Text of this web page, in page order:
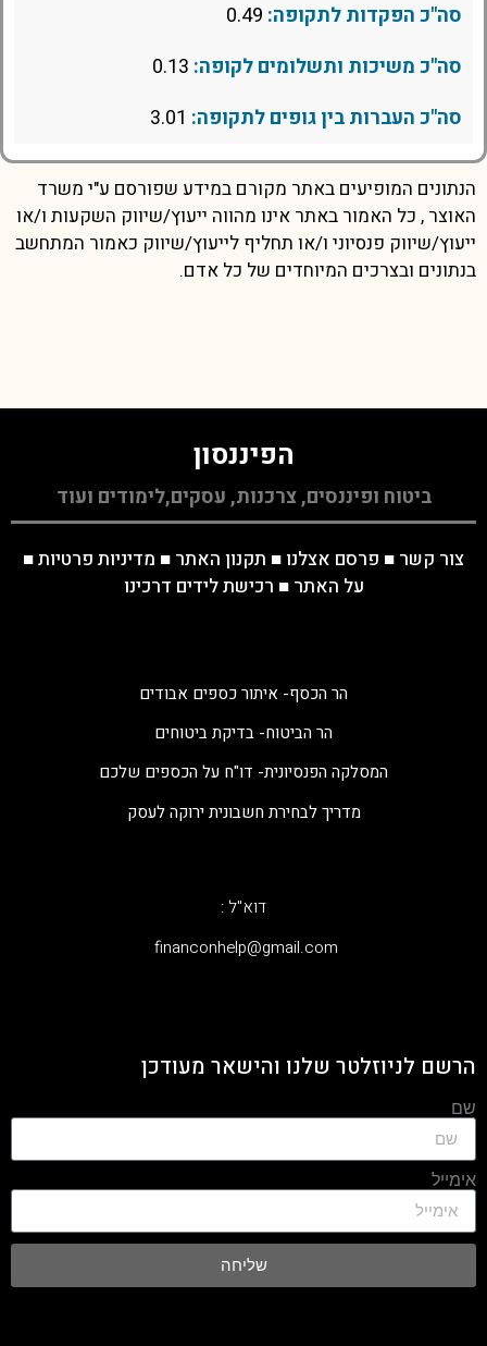
סה"כ הפקדות לתקופה:
סה"כ משיכות ותשלומים לקופה:
סה"כ העברות בין גופים לתקופה:
הנתונים המופיעים באתר מקורם במידע שפורסם ע"י משרד
האוצר , כל האמור באתר אינו מהווה ייעוץ/שיווק השקעות ו/או
ייעוץ/שיווק פנסיוני ו/או תחליף לייעוץ/שיווק כאמור המתחשב
בנתונים ובצרכים המיוחדים של כל אדם.
הפיננסון
ביטוח ופיננסים, צרכנות, עסקים,לימודים ועוד
צור קשר ■ פרסם אצלנו ■ תקנון האתר ■ מדיניות פרטיות■
על האתר ■ רכישת לידים דרכינו
הר הכסף- איתור כספים אבודים
הר הביטוח- בדיקת ביטוחים
המסלקה הפנסיונית- דו"ח על הכספים שלכם
מדריך לבחירת חשבונית ירוקה לעסק
דוא"ל :
‫financonhelp@gmail.com‬
הרשם לניוזלטר שלנו והישאר מעודכן
שם
אימייל
שליחה